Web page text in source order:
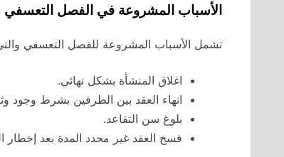
الأسباب المشروعة في الفصل التعسفي
تشمل الأسباب المشروعة للفصل التعسفي
اغلاق المنشأة بشكل نهائي.
انهاء العقد بين الطرفين بشرط وجود
بلوغ سن التقاعد.
فسخ العقد غير محدد المدة بعد إخطار